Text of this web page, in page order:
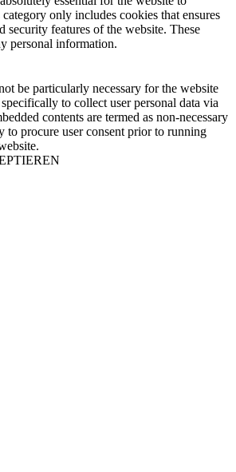
only includes cookies that ensures
security features of the website. These
personal information.
be particularly necessary for the website
to collect user personal data via
contents are termed as non-necessary
to procure user consent prior to running